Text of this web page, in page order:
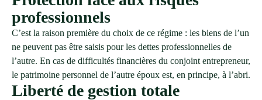
professionnels
C’est la raison première du choix de ce régime : les biens de l’un
ne peuvent pas être saisis pour les dettes professionnelles de
l’autre. En cas de difficultés financières du conjoint entrepreneur,
le patrimoine personnel de l’autre époux est, en principe, à l’abri.
Liberté de gestion totale